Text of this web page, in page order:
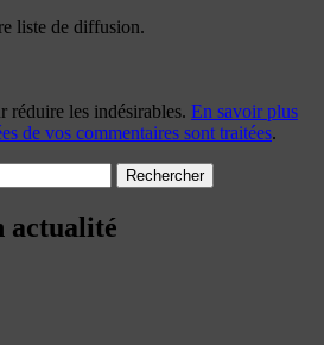
liste de diffusion.
réduire les indésirables. En savoir plus
de vos commentaires sont traitées.
actualité